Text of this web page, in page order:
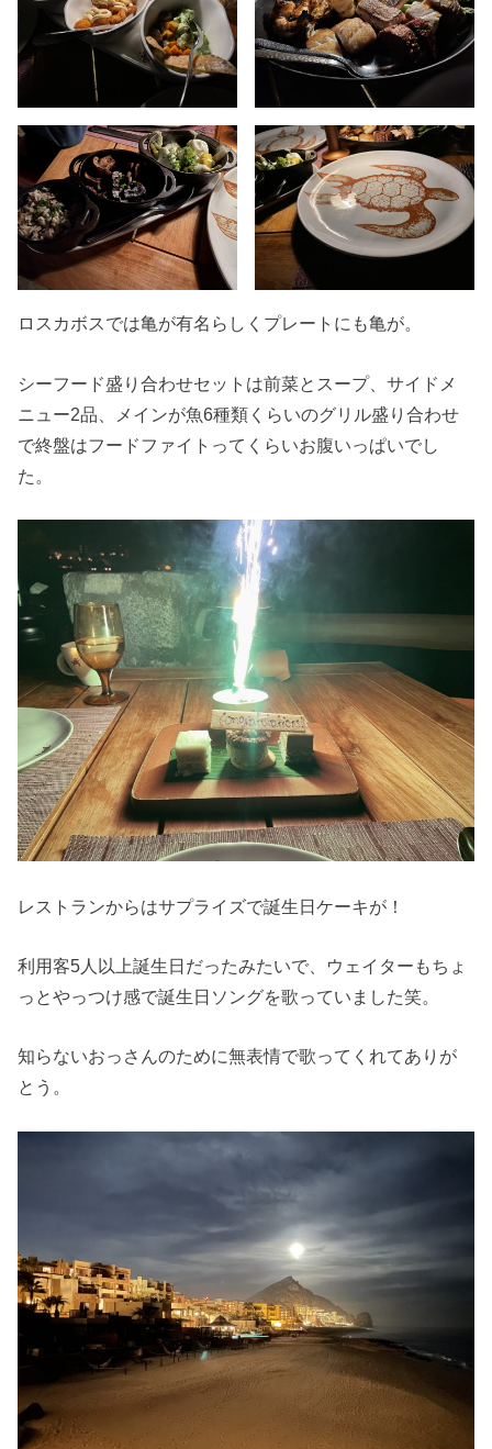
ロスカボスでは亀が有名らしくプレートにも亀が。
シーフード盛り合わせセットは前菜とスープ、サイドメ
ニュー2品、メインが魚6種類くらいのグリル盛り合わせ
で終盤はフードファイトってくらいお腹いっぱいでし
た。
レストランからはサプライズで誕生日ケーキが！
利用客5人以上誕生日だったみたいで、ウェイターもちょ
っとやっつけ感で誕生日ソングを歌っていました笑。
知らないおっさんのために無表情で歌ってくれてありが
とう。